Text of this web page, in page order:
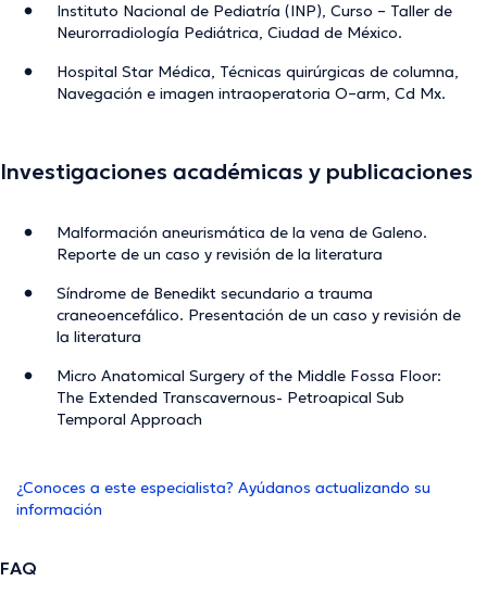
Instituto Nacional de Pediatría (INP), Curso – Taller de
Neurorradiología Pediátrica, Ciudad de México.
Hospital Star Médica, Técnicas quirúrgicas de columna,
Navegación e imagen intraoperatoria O–arm, Cd Mx.
Investigaciones académicas y publicaciones
Malformación aneurismática de la vena de Galeno.
Reporte de un caso y revisión de la literatura
Síndrome de Benedikt secundario a trauma
craneoencefálico. Presentación de un caso y revisión de
la literatura
Micro Anatomical Surgery of the Middle Fossa Floor:
The Extended Transcavernous- Petroapical Sub
Temporal Approach
¿Conoces a este especialista? Ayúdanos actualizando su
información
FAQ